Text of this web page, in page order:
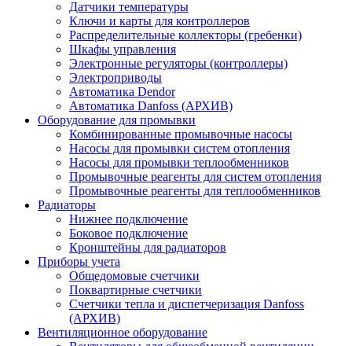
Датчики температуры
Ключи и карты для контроллеров
Распределительные коллекторы (гребенки)
Шкафы управления
Электронные регуляторы (контроллеры)
Электроприводы
Автоматика Dendor
Автоматика Danfoss (АРХИВ)
Оборудование для промывки
Комбинированные промывочные насосы
Насосы для промывки систем отопления
Насосы для промывки теплообменников
Промывочные реагенты для систем отопления
Промывочные реагенты для теплообменников
Радиаторы
Нижнее подключение
Боковое подключение
Кронштейны для радиаторов
Приборы учета
Общедомовые счетчики
Поквартирные счетчики
Счетчики тепла и диспетчеризация Danfoss
(АРХИВ)
Вентиляционное оборудование